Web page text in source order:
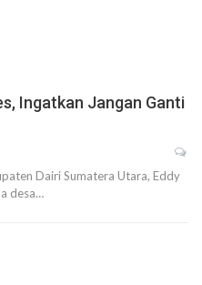
Ingatkan Jangan Ganti
Dairi Sumatera Utara, Eddy
desa…